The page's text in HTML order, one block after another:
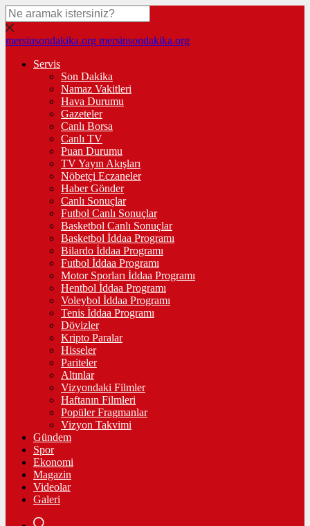
mersinsondakika.org mersinsondakika.org
Servis
Son Dakika
Namaz Vakitleri
Hava Durumu
Gazeteler
Canlı Borsa
Canlı TV
Puan Durumu
TV Yayın Akışları
Nöbetçi Eczaneler
Haber Gönder
Canlı Sonuçlar
Futbol Canlı Sonuçlar
Basketbol Canlı Sonuçlar
Basketbol İddaa Programı
Bilardo İddaa Programı
Futbol İddaa Programı
Motor Sporları İddaa Programı
Hentbol İddaa Programı
Voleybol İddaa Programı
Tenis İddaa Programı
Dövizler
Kripto Paralar
Hisseler
Pariteler
Altınlar
Vizyondaki Filmler
Haftanın Filmleri
Popüler Fragmanlar
Vizyon Takvimi
Gündem
Spor
Ekonomi
Magazin
Videolar
Galeri